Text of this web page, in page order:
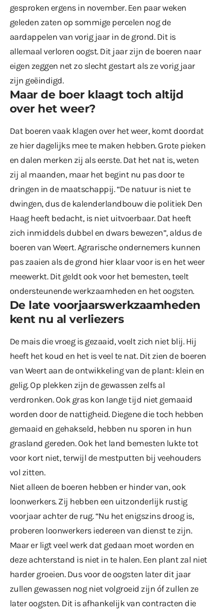
gesproken ergens in november. Een paar weken
geleden zaten op sommige percelen nog de
aardappelen van vorig jaar in de grond. Dit is
allemaal verloren oogst. Dit jaar zijn de boeren naar
eigen zeggen net zo slecht gestart als ze vorig jaar
zijn geëindigd.
Maar de boer klaagt toch altijd
over het weer?
Dat boeren vaak klagen over het weer, komt doordat
ze hier dagelijks mee te maken hebben. Grote pieken
en dalen merken zij als eerste. Dat het nat is, weten
zij al maanden, maar het begint nu pas door te
dringen in de maatschappij. “De natuur is niet te
dwingen, dus de kalenderlandbouw die politiek Den
Haag heeft bedacht, is niet uitvoerbaar. Dat heeft
zich inmiddels dubbel en dwars bewezen”, aldus de
boeren van Weert. Agrarische ondernemers kunnen
pas zaaien als de grond hier klaar voor is en het weer
meewerkt. Dit geldt ook voor het bemesten, teelt
ondersteunende werkzaamheden en het oogsten.
De late voorjaarswerkzaamheden
kent nu al verliezers
De mais die vroeg is gezaaid, voelt zich niet blij. Hij
heeft het koud en het is veel te nat. Dit zien de boeren
van Weert aan de ontwikkeling van de plant: klein en
gelig. Op plekken zijn de gewassen zelfs al
verdronken. Ook gras kon lange tijd niet gemaaid
worden door de nattigheid. Diegene die toch hebben
gemaaid en gehakseld, hebben nu sporen in hun
grasland gereden. Ook het land bemesten lukte tot
voor kort niet, terwijl de mestputten bij veehouders
vol zitten.
Niet alleen de boeren hebben er hinder van, ook
loonwerkers. Zij hebben een uitzonderlijk rustig
voorjaar achter de rug. “Nu het enigszins droog is,
proberen loonwerkers iedereen van dienst te zijn.
Maar er ligt veel werk dat gedaan moet worden en
deze achterstand is niet in te halen. Een plant zal niet
harder groeien. Dus voor de oogsten later dit jaar
zullen gewassen nog niet volgroeid zijn óf zullen ze
later oogsten. Dit is afhankelijk van contracten die